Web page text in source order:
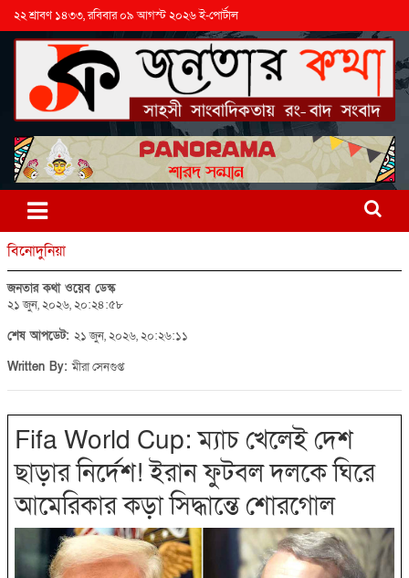
২২ শ্রাবণ ১৪৩৩, রবিবার ০৯ আগস্ট ২০২৬ ই-পোর্টাল
বিনোদুনিয়া
জনতার কথা ওয়েব ডেস্ক
২১ জুন, ২০২৬, ২০:২৪:৫৮
শেষ আপডেট: ২১ জুন, ২০২৬, ২০:২৬:১১
Written By:মীরা সেনগুপ্ত
Fifa World Cup: ম্যাচ খেলেই দেশ
ছাড়ার নির্দেশ! ইরান ফুটবল দলকে ঘিরে
আমেরিকার কড়া সিদ্ধান্তে শোরগোল